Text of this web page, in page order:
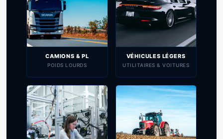
CAMIONS & PL
POIDS LOURDS
VÉHICULES LÉGERS
UTILITAIRES & VOITURES